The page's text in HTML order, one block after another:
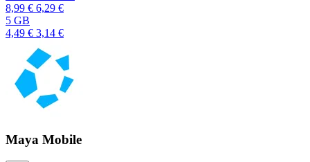
8,99 € 6,29 €
5 GB
4,49 € 3,14 €
Maya Mobile